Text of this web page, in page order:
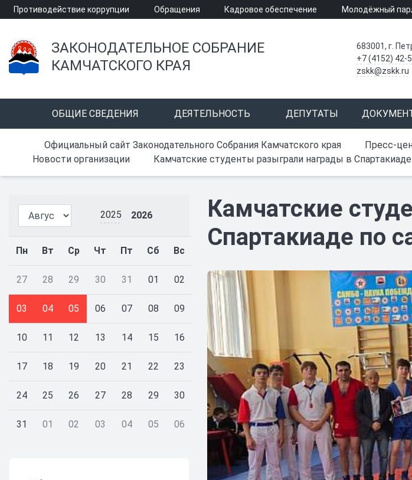
Противодействие коррупции Обращения Кадровое обеспечение Молодёжный
ЗАКОНОДАТЕЛЬНОЕ СОБРАНИЕ
КАМЧАТСКОГО КРАЯ
683001, г.
+7 (4152) 42-
zskk@zskk.ru
ОБЩИЕ СВЕДЕНИЯ ДЕЯТЕЛЬНОСТЬ ДЕПУТАТЫ
Официальный сайт Законодательного Собрания Камчатского края Пресс-
Новости организации
Камчатские студенты разыграли награды в
2025 2026
Пн Вт Ср Чт Пт Сб Вс
27 28 29 30 31 01 02
03 04 05 06 07 08 09
10 11 12 13 14 15 16
17 18 19 20 21 22 23
24 25 26 27 28 29 30
31 01 02 03 04 05 06
Камчатские
Спартакиаде по